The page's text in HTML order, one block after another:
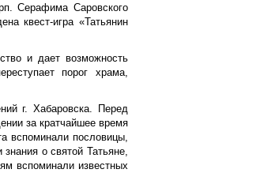
Серафима Саровского
квест-игра «Татьянин
и дает возможность
порог храма,
г. Хабаровска. Перед
за кратчайшее время
вспоминали пословицы,
о святой Татьяне,
вспоминали известных